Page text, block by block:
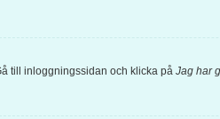
till inloggningssidan och klicka på Jag har